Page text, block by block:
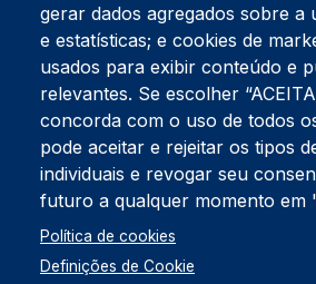
Endereço Postal
Apartado 42
Rua Gil Eanes 31
3834-908 Gafanha da Nazaré
Estúdios
Rua Prior Guerra
Edifício do Centro Cultural da Gafanha
3830-556 Gafanha da Nazaré
Rodapé
Cookies
Política de Privacidade
gerar dados agregados sobre a
e estatísticas; e cookies de
usados para exibir conteúdo e
relevantes. Se escolher
concorda com o uso de todos
pode aceitar e rejeitar os tipos
individuais e revogar seu
futuro a qualquer momento em
Política de cookies
Definições de Cookie